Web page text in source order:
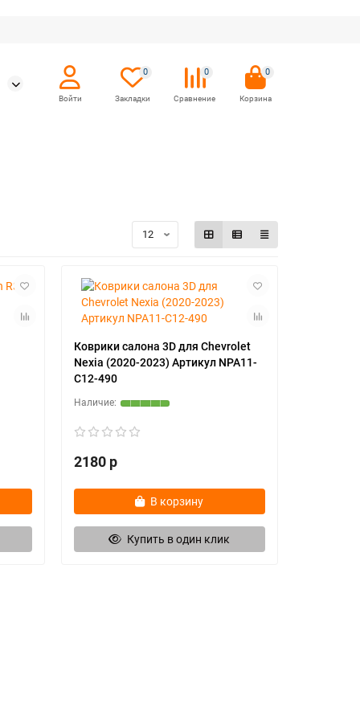
0 0 0
Коврики салона 3D для Chevrolet
Nexia (2020-2023) Артикул NPA11-
C12-490
2180 р
В корзину
Купить в один клик